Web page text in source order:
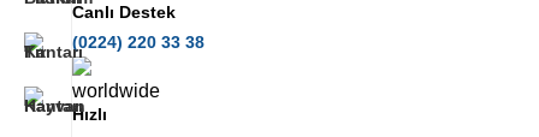
Canlı Destek
(0224) 220 33 38
Hızlı